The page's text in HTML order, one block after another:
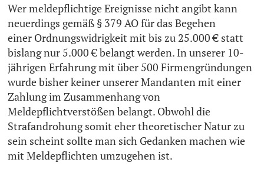
Wer meldepflichtige Ereignisse nicht angibt kann
neuerdings gemäß § 379 AO für das Begehen
einer Ordnungswidrigkeit mit bis zu 25.000 € statt
bislang nur 5.000 € belangt werden. In unserer 10-
jährigen Erfahrung mit über 500 Firmengründungen
wurde bisher keiner unserer Mandanten mit einer
Zahlung im Zusammenhang von
Meldepflichtverstößen belangt. Obwohl die
Strafandrohung somit eher theoretischer Natur zu
sein scheint sollte man sich Gedanken machen wie
mit Meldepflichten umzugehen ist.